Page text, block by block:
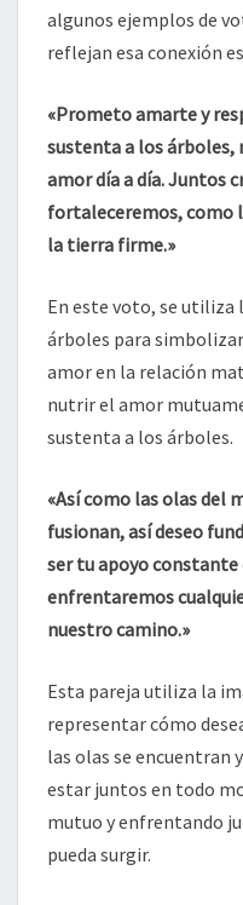
algunos ejemplos de
reflejan esa conexión
«Prometo amarte y
sustenta a los árboles,
amor día a día. Juntos
fortaleceremos, como
la tierra firme.»
En este voto, se
árboles para
amor en la relación
nutrir el amor
sustenta a los árboles.
«Así como las olas del
fusionan, así deseo
ser tu apoyo constante
enfrentaremos
nuestro camino.»
Esta pareja utiliza la
representar cómo
las olas se encuentran
estar juntos en todo
mutuo y enfrentando
pueda surgir.